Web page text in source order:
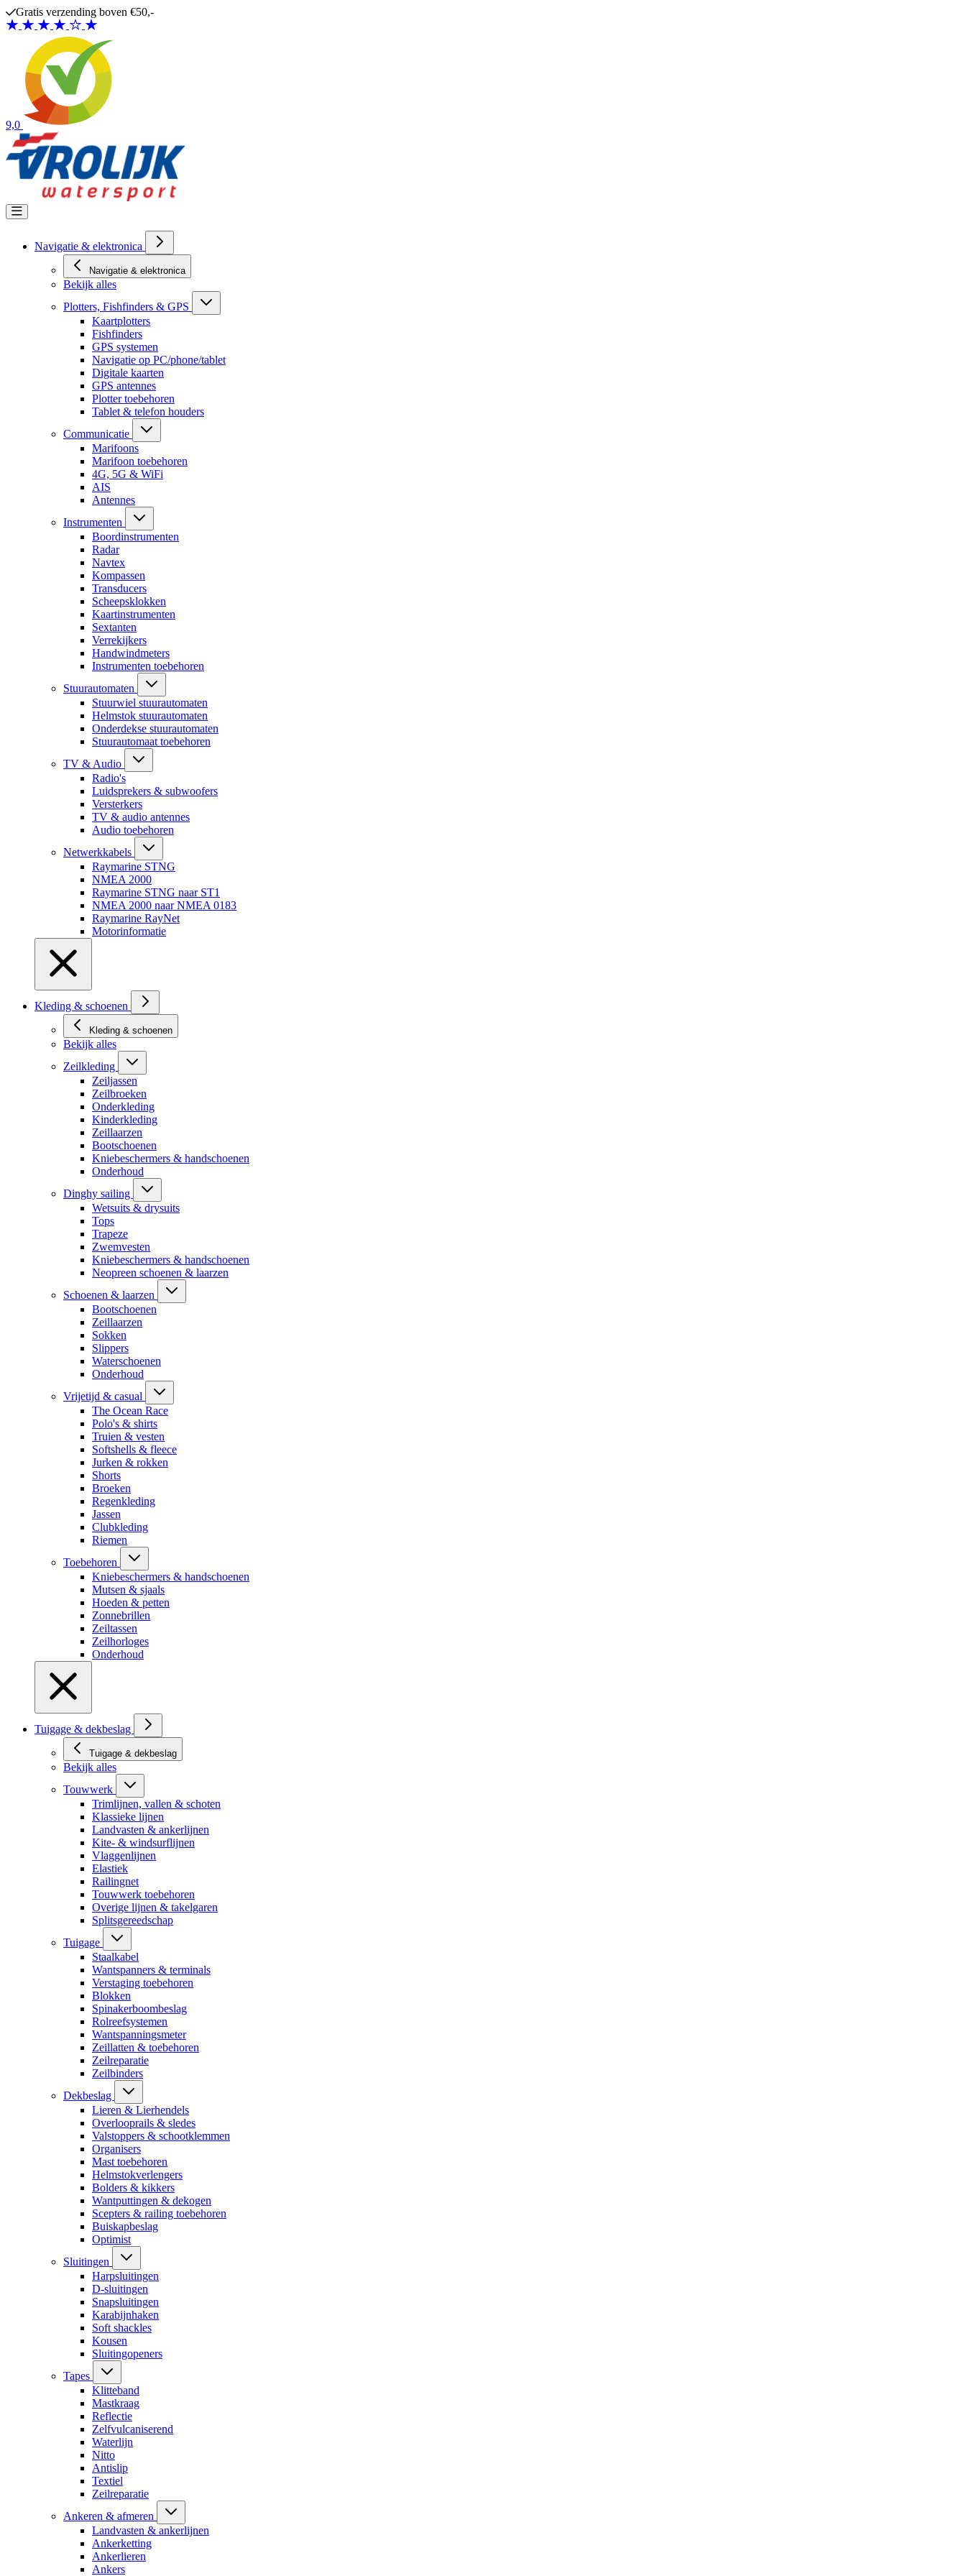
Ga naar de inhoud
Gratis verzending boven €50,-
9,0
Navigatie & elektronica
Navigatie & elektronica
Bekijk alles
Plotters, Fishfinders & GPS
Kaartplotters
Fishfinders
GPS systemen
Navigatie op PC/phone/tablet
Digitale kaarten
GPS antennes
Plotter toebehoren
Tablet & telefon houders
Communicatie
Marifoons
Marifoon toebehoren
4G, 5G & WiFi
AIS
Antennes
Instrumenten
Boordinstrumenten
Radar
Navtex
Kompassen
Transducers
Scheepsklokken
Kaartinstrumenten
Sextanten
Verrekijkers
Handwindmeters
Instrumenten toebehoren
Stuurautomaten
Stuurwiel stuurautomaten
Helmstok stuurautomaten
Onderdekse stuurautomaten
Stuurautomaat toebehoren
TV & Audio
Radio's
Luidsprekers & subwoofers
Versterkers
TV & audio antennes
Audio toebehoren
Netwerkkabels
Raymarine STNG
NMEA 2000
Raymarine STNG naar ST1
NMEA 2000 naar NMEA 0183
Raymarine RayNet
Motorinformatie
Kleding & schoenen
Kleding & schoenen
Bekijk alles
Zeilkleding
Zeiljassen
Zeilbroeken
Onderkleding
Kinderkleding
Zeillaarzen
Bootschoenen
Kniebeschermers & handschoenen
Onderhoud
Dinghy sailing
Wetsuits & drysuits
Tops
Trapeze
Zwemvesten
Kniebeschermers & handschoenen
Neopreen schoenen & laarzen
Schoenen & laarzen
Bootschoenen
Zeillaarzen
Sokken
Slippers
Waterschoenen
Onderhoud
Vrijetijd & casual
The Ocean Race
Polo's & shirts
Truien & vesten
Softshells & fleece
Jurken & rokken
Shorts
Broeken
Regenkleding
Jassen
Clubkleding
Riemen
Toebehoren
Kniebeschermers & handschoenen
Mutsen & sjaals
Hoeden & petten
Zonnebrillen
Zeiltassen
Zeilhorloges
Onderhoud
Tuigage & dekbeslag
Tuigage & dekbeslag
Bekijk alles
Touwwerk
Trimlijnen, vallen & schoten
Klassieke lijnen
Landvasten & ankerlijnen
Kite- & windsurflijnen
Vlaggenlijnen
Elastiek
Railingnet
Touwwerk toebehoren
Overige lijnen & takelgaren
Splitsgereedschap
Tuigage
Staalkabel
Wantspanners & terminals
Verstaging toebehoren
Blokken
Spinakerboombeslag
Rolreefsystemen
Wantspanningsmeter
Zeillatten & toebehoren
Zeilreparatie
Zeilbinders
Dekbeslag
Lieren & Lierhendels
Overlooprails & sledes
Valstoppers & schootklemmen
Organisers
Mast toebehoren
Helmstokverlengers
Bolders & kikkers
Wantputtingen & dekogen
Scepters & railing toebehoren
Buiskapbeslag
Optimist
Sluitingen
Harpsluitingen
D-sluitingen
Snapsluitingen
Karabijnhaken
Soft shackles
Kousen
Sluitingopeners
Tapes
Klitteband
Mastkraag
Reflectie
Zelfvulcaniserend
Waterlijn
Nitto
Antislip
Textiel
Zeilreparatie
Ankeren & afmeren
Landvasten & ankerlijnen
Ankerketting
Ankerlieren
Ankers